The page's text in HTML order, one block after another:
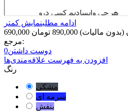
ادامه مطلبنمایش کمتر
(بدون مالیات) 890,000 تومان
مرجع:
دوست داشتن0
افزودن به فهرست علاقه‌مندی‌ها
رنگ
مشکی
سرمه ای
بنفش